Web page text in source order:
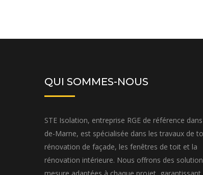
QUI SOMMES-NOUS
STE Isolation, entreprise RGE de référence
de-Marne, est spécialisée dans les travaux de
rénovation de façade, les fenêtres de toit et la
rénovation intérieure. Nous offrons des